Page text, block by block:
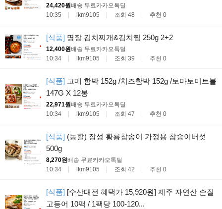
24,420원배송 무료카카오톡딜
10:35
lkm9105 조회 48 추천 0
[식품] 명장 김치찌개&김치찜 250g 2+2
12,400원배송 무료카카오톡딜
10:34
lkm9105 조회 39 추천 0
[식품] 고메 함박 152g /치즈함박 152g /토마토미트볼
147G X 12봉
22,971원배송 무료카카오톡딜
10:34
lkm9105 조회 47 추천 0
[식품] (농할) 장성 황룡참송이 가정용 참송이버섯
500g
8,270원배송 무료카카오톡딜
10:34
lkm9105 조회 42 추천 0
[식품] [수산대전 혜택가 15,920원] 제주 자연산 손질
고등어 10팩 / 1팩당 100-120...